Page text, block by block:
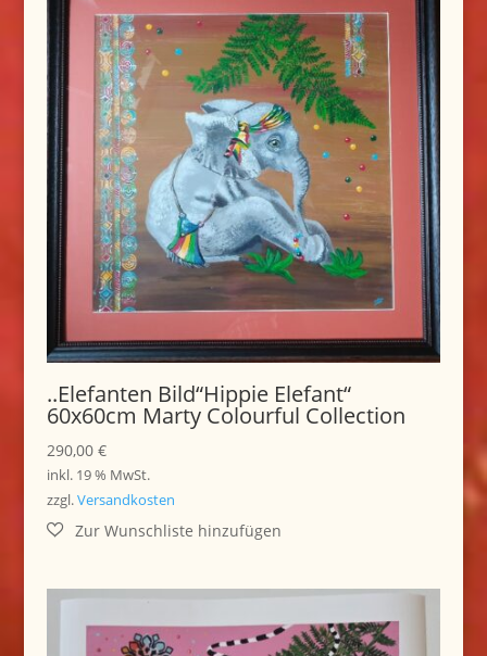
..Elefanten Bild“Hippie Elefant“
60x60cm Marty Colourful Collection
290,00 €
inkl. 19 % MwSt.
zzgl.Versandkosten